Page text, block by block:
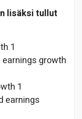
lisäksi tullut
1
earnings growth
1
earnings